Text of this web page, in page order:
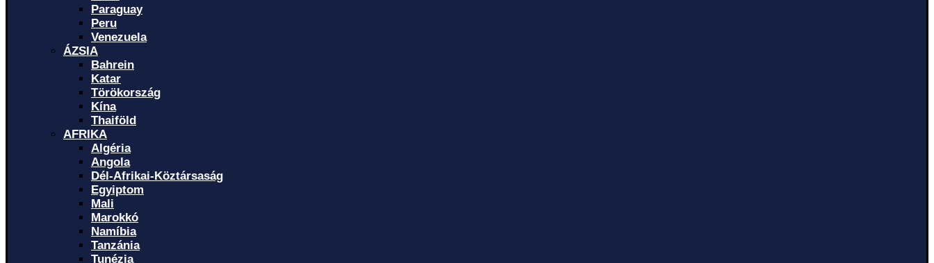
Paraguay
Peru
Venezuela
ÁZSIA
Bahrein
Katar
Törökország
Kína
Thaiföld
AFRIKA
Algéria
Angola
Dél-Afrikai-Köztársaság
Egyiptom
Mali
Marokkó
Namíbia
Tanzánia
Tunézia